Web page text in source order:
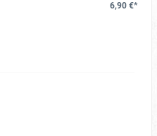
6,90 €*